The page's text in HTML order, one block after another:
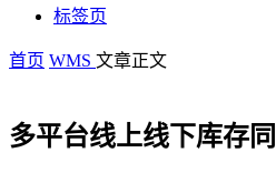
标签页
首页 WMS 文章正文
多平台线上线下库存